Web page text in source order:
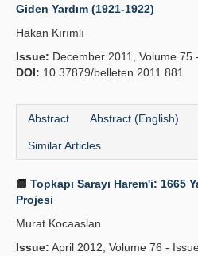
Giden Yardım (1921-1922)
Hakan Kırımlı
Issue: December 2011, Volume 75
DOI: 10.37879/belleten.2011.881
Abstract Abstract (English)
Similar Articles
Topkapı Sarayı Harem'i: 1665
Projesi
Murat Kocaaslan
Issue: April 2012, Volume 76 -